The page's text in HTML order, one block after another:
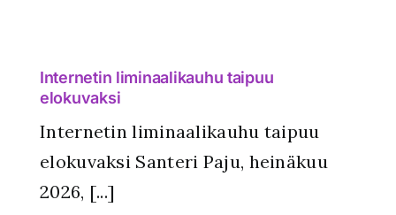
Internetin liminaalikauhu taipuu
elokuvaksi
Internetin liminaalikauhu taipuu
elokuvaksi Santeri Paju, heinäkuu
2026, [...]